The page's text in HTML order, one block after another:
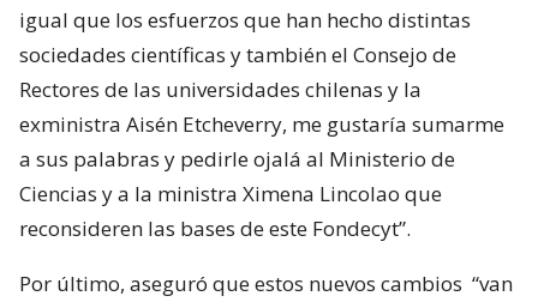
igual que los esfuerzos que han hecho distintas
sociedades científicas y también el Consejo de
Rectores de las universidades chilenas y la
exministra Aisén Etcheverry, me gustaría sumarme
a sus palabras y pedirle ojalá al Ministerio de
Ciencias y a la ministra Ximena Lincolao que
reconsideren las bases de este Fondecyt”.
Por último, aseguró que estos nuevos cambios “van